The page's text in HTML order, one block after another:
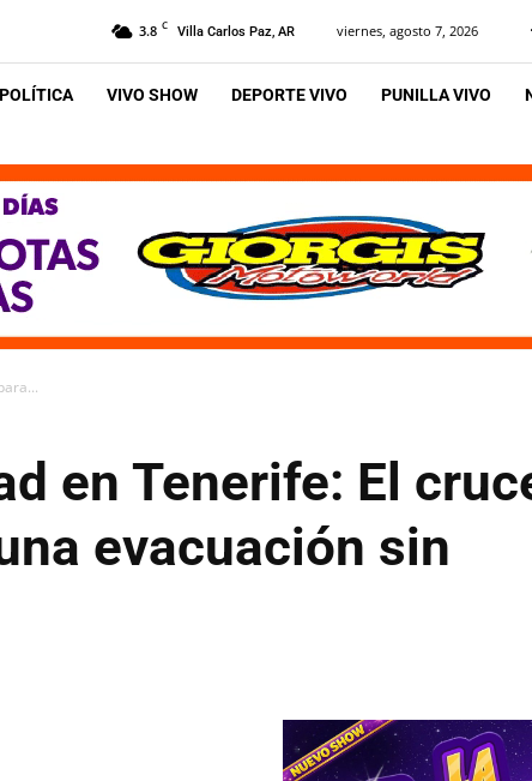
3.8 C Villa Carlos Paz, AR viernes, agosto 7, 2026
POLÍTICA VIVO SHOW DEPORTE VIVO PUNILLA VIVO
en Tenerife: El
evacuación sin